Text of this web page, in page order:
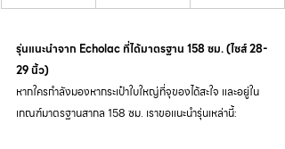
รุ่นแนะนำจาก Echolac ที่ได้มาตรฐาน 158 ซม. (ไซส์ 28-
29 นิ้ว)
หากใครกำลังมองหากระเป๋าใบใหญ่ที่จุของได้สะใจ และอยู่ใน
เกณฑ์มาตรฐานสากล 158 ซม. เราขอแนะนำรุ่นเหล่านี้: